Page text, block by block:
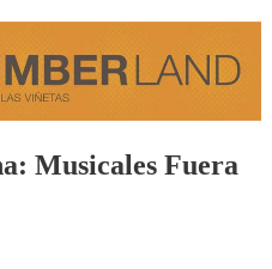
Musicales Fuera